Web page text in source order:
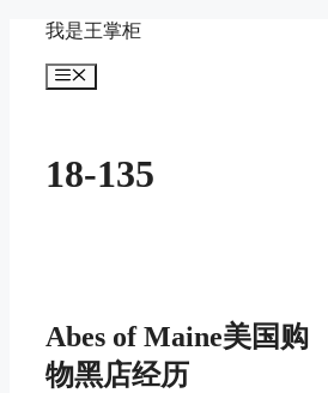
content
我是王掌柜
Menu
18-135
Abes of Maine美国购
物黑店经历